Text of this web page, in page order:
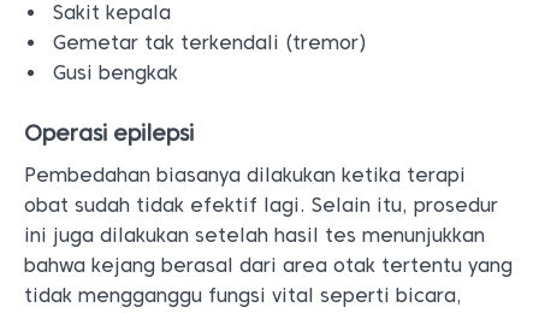
Sakit kepala
Gemetar tak terkendali (tremor)
Gusi bengkak
Operasi epilepsi
Pembedahan biasanya dilakukan ketika terapi
obat sudah tidak efektif lagi. Selain itu, prosedur
ini juga dilakukan setelah hasil tes menunjukkan
bahwa kejang berasal dari area otak tertentu yang
tidak mengganggu fungsi vital seperti bicara,